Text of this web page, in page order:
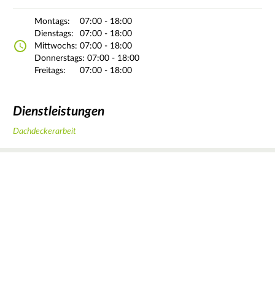
Montags:
07:00 - 18:00
Dienstags:
07:00 - 18:00
Mittwochs: 07:00 - 18:00
Donnerstags: 07:00 - 18:00
Freitags:
07:00 - 18:00
Dienstleistungen
Dachdeckerarbeit